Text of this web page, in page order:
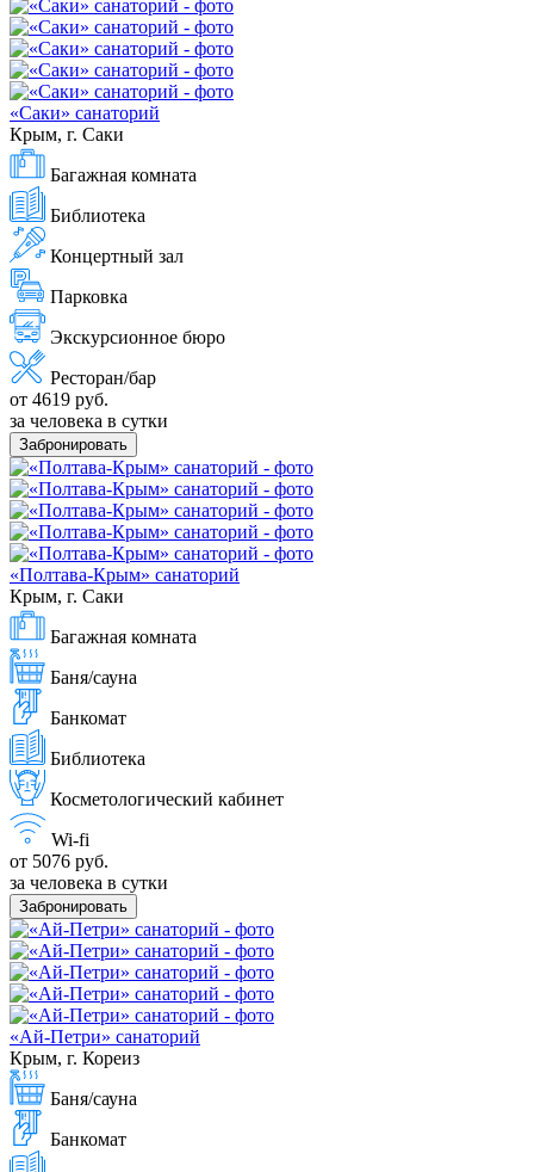
«Саки» санаторий
Крым, г. Саки
Багажная комната
Библиотека
Концертный зал
Парковка
Экскурсионное бюро
Ресторан/бар
от 4619 руб.
за человека в сутки
Забронировать
«Полтава-Крым» санаторий
Крым, г. Саки
Багажная комната
Баня/сауна
Банкомат
Библиотека
Косметологический кабинет
Wi-fi
от 5076 руб.
за человека в сутки
Забронировать
«Ай-Петри» санаторий
Крым, г. Кореиз
Баня/сауна
Банкомат